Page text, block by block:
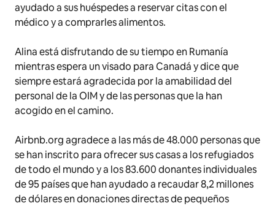
ayudado a sus huéspedes a reservar citas con el
médico y a comprarles alimentos.
Alina está disfrutando de su tiempo en Rumanía
mientras espera un visado para Canadá y dice que
siempre estará agradecida por la amabilidad del
personal de la OIM y de las personas que la han
acogido en el camino.
Airbnb.org agradece a las más de 48.000 personas que
se han inscrito para ofrecer sus casas a los refugiados
de todo el mundo y a los 83.600 donantes individuales
de 95 países que han ayudado a recaudar 8,2 millones
de dólares en donaciones directas de pequeños